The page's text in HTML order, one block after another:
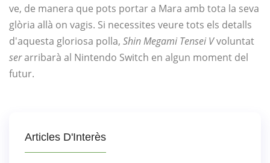
ve, de manera que pots portar a Mara amb tota la seva
glòria allà on vagis. Si necessites veure tots els detalls
d'aquesta gloriosa polla, Shin Megami Tensei Vvoluntat
serarribarà al Nintendo Switch en algun moment del
futur.
Articles D'Interès